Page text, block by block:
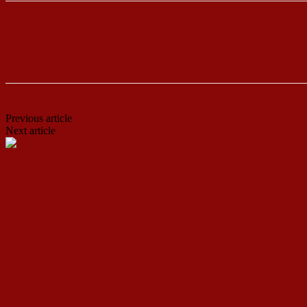
Previous article
Next article